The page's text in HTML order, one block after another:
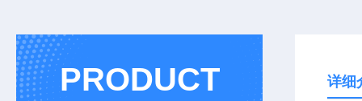
PRODUCT 详细